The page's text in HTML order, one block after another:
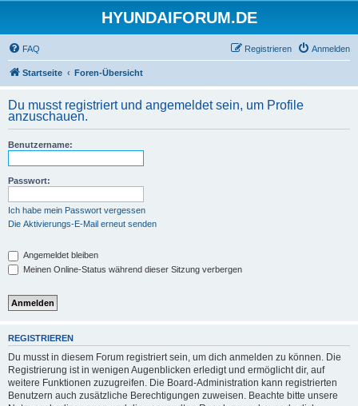
HYUNDAIFORUM.DE
FAQ Anmelden
Registrieren
Startseite Foren-Übersicht
Du musst registriert und angemeldet sein, um Profile
anzuschauen.
Benutzername:
Passwort:
Ich habe mein Passwort vergessen
Die Aktivierungs-E-Mail erneut senden
Angemeldet bleiben
Meinen Online-Status während dieser Sitzung verbergen
REGISTRIEREN
Du musst in diesem Forum registriert sein, um dich anmelden zu können. Die
Registrierung ist in wenigen Augenblicken erledigt und ermöglicht dir, auf
weitere Funktionen zuzugreifen. Die Board-Administration kann registrierten
Benutzern auch zusätzliche Berechtigungen zuweisen. Beachte bitte unsere